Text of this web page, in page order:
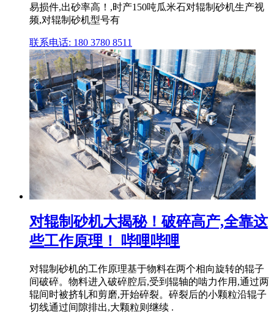
易损件,出砂率高！,时产150吨瓜米石对辊制砂机生产视
频,对辊制砂机型号有
联系电话: 180 3780 8511
对辊制砂机大揭秘！破碎高产,全靠这
些工作原理！ 哔哩哔哩
对辊制砂机的工作原理基于物料在两个相向旋转的辊子
间破碎。物料进入破碎腔后,受到辊轴的啮力作用,通过两
辊间时被挤轧和剪磨,开始碎裂。碎裂后的小颗粒沿辊子
切线通过间隙排出,大颗粒则继续 .